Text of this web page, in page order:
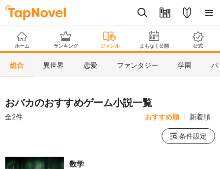
ホーム ランキング ジャンル まもなく公開 公式
総合 異世界 恋愛 ファンタジー 学園 バ
おバカのおすすめゲーム小説一覧
全2件 おすすめ順 新着順
条件設定
数学